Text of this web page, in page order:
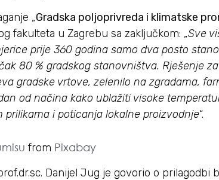
„Gradska poljoprivreda i klimatske
fakulteta u Zagrebu sa zaključkom: „Sve
prije 360 godina samo dva posto
80 % gradskog stanovništva. Rješenje
gradske vrtove, zelenilo na zgradama,
od načina kako ublažiti visoke
prilikama i poticanja lokalne proizvodnje“.
from Pixabay
Danijel Jug je govorio o prilagodbi